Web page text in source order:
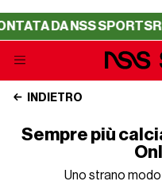
DA NSS SPORTS
INDIETRO
Sempre più
Uno strano